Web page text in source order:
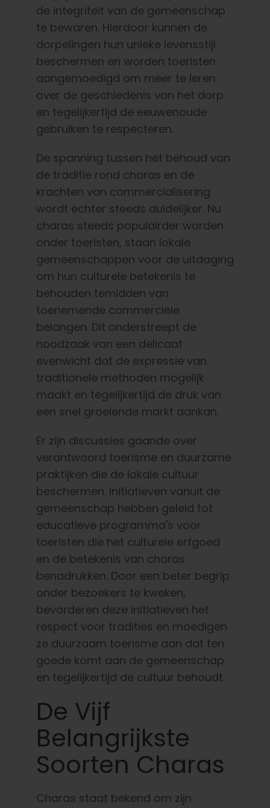
de integriteit van de gemeenschap
te bewaren. Hierdoor kunnen de
dorpelingen hun unieke levensstijl
beschermen en worden toeristen
aangemoedigd om meer te leren
over de geschiedenis van het dorp
en tegelijkertijd de eeuwenoude
gebruiken te respecteren.
De spanning tussen het behoud van
de traditie rond charas en de
krachten van commercialisering
wordt echter steeds duidelijker. Nu
charas steeds populairder worden
onder toeristen, staan lokale
gemeenschappen voor de uitdaging
om hun culturele betekenis te
behouden temidden van
toenemende commerciële
belangen. Dit onderstreept de
noodzaak van een delicaat
evenwicht dat de expressie van
traditionele methoden mogelijk
maakt en tegelijkertijd de druk van
een snel groeiende markt aankan.
Er zijn discussies gaande over
verantwoord toerisme en duurzame
praktijken die de lokale cultuur
beschermen. Initiatieven vanuit de
gemeenschap hebben geleid tot
educatieve programma's voor
toeristen die het culturele erfgoed
en de betekenis van charas
benadrukken. Door een beter begrip
onder bezoekers te kweken,
bevorderen deze initiatieven het
respect voor tradities en moedigen
ze duurzaam toerisme aan dat ten
goede komt aan de gemeenschap
en tegelijkertijd de cultuur behoudt.
De Vijf
Belangrijkste
Soorten Charas
Charas staat bekend om zijn